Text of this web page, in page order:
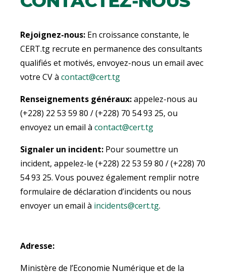
Rejoignez-nous: En croissance constante, le
CERT.tg recrute en permanence des consultants
qualifiés et motivés, envoyez-nous un email avec
votre CV à contact@cert.tg
Renseignements généraux:appelez-nous au
(+228) 22 53 59 80 / (+228) 70 54 93 25, ou
envoyez un email à contact@cert.tg
Signaler un incident: Pour soumettre un
incident, appelez-le (+228) 22 53 59 80 / (+228) 70
54 93 25. Vous pouvez également remplir notre
formulaire de déclaration d’incidents ou nous
envoyer un email à incidents@cert.tg.
Adresse:
Ministère de l’Economie Numérique et de la